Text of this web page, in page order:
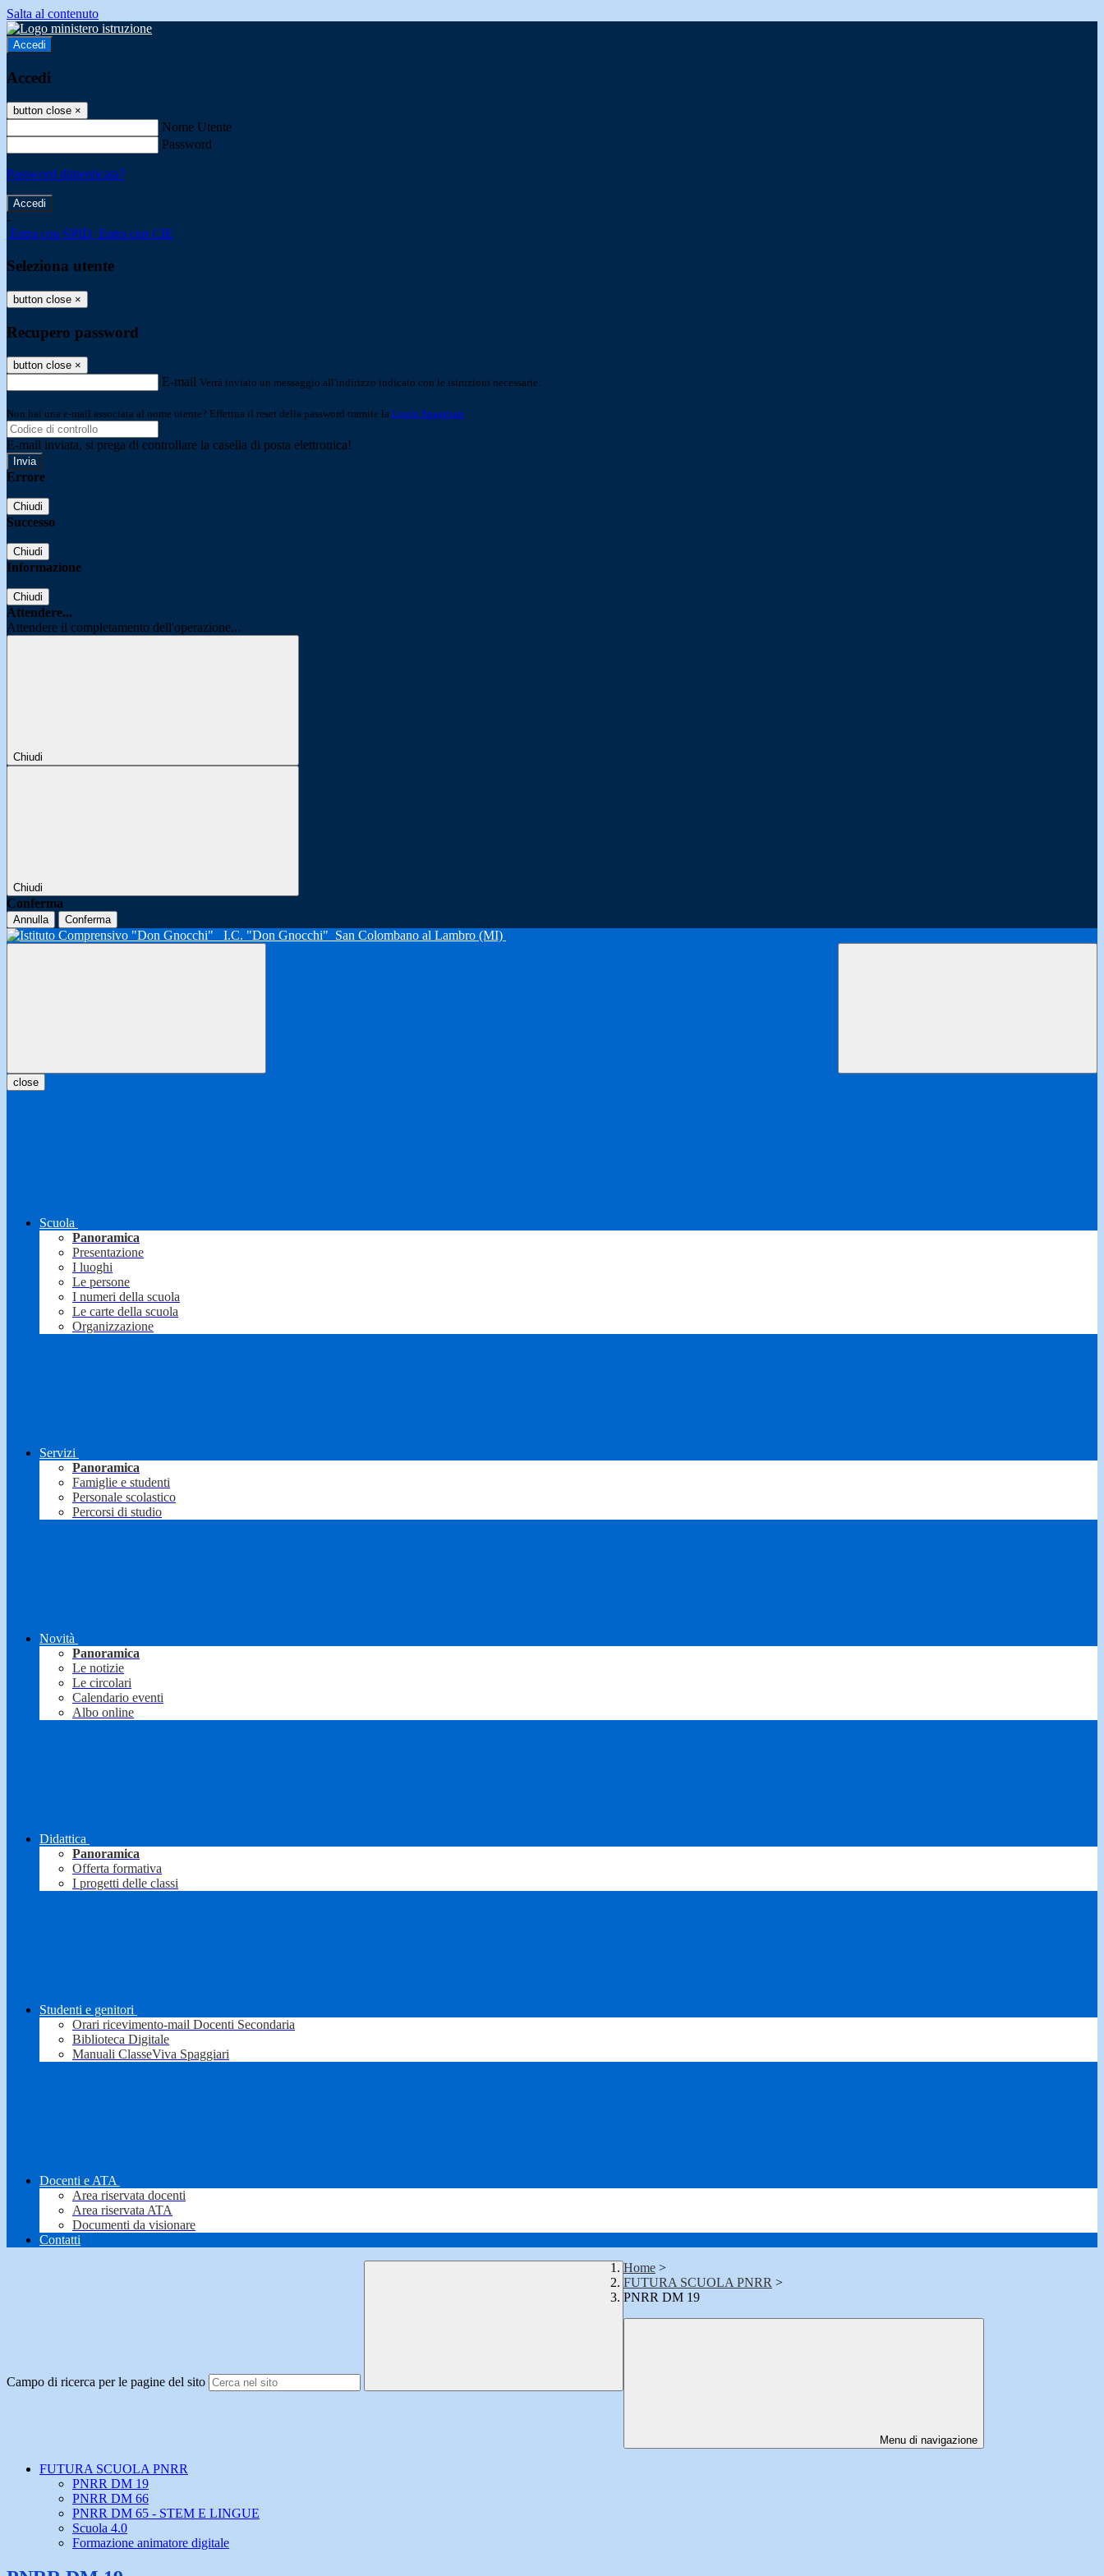
Salta al contenuto
Accedi
Accedi
button close ×
Nome Utente
Password
Password dimenticata?
-
Entra con SPID Entra con CIE
Seleziona utente
button close ×
Recupero password
button close ×
E-mail Verrà inviato un messaggio all'indirizzo indicato con le istruzioni necessarie.
Non hai una e-mail associata al nome utente? Effettua il reset della password tramite la Login Spaggiari
E-mail inviata, si prega di controllare la casella di posta elettronica!
Errore
Chiudi
Successo
Chiudi
Informazione
Chiudi
Attendere...
Attendere il completamento dell'operazione...
Chiudi
Chiudi
Conferma
Annulla Conferma
I.C. "Don Gnocchi" San Colombano al Lambro (MI)
close
Scuola
Panoramica
Presentazione
I luoghi
Le persone
I numeri della scuola
Le carte della scuola
Organizzazione
Servizi
Panoramica
Famiglie e studenti
Personale scolastico
Percorsi di studio
Novità
Panoramica
Le notizie
Le circolari
Calendario eventi
Albo online
Didattica
Panoramica
Offerta formativa
I progetti delle classi
Studenti e genitori
Orari ricevimento-mail Docenti Secondaria
Biblioteca Digitale
Manuali ClasseViva Spaggiari
Docenti e ATA
Area riservata docenti
Area riservata ATA
Documenti da visionare
Contatti
Campo di ricerca per le pagine del sito
Home >
FUTURA SCUOLA PNRR >
PNRR DM 19
Menu di navigazione
FUTURA SCUOLA PNRR
PNRR DM 19
PNRR DM 66
PNRR DM 65 - STEM E LINGUE
Scuola 4.0
Formazione animatore digitale